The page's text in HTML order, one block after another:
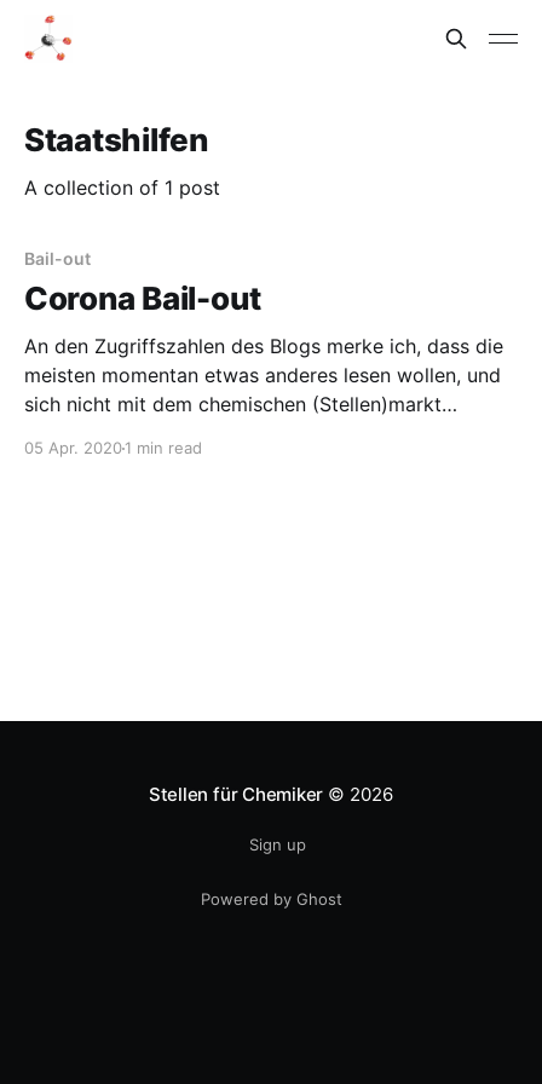
Staatshilfen
A collection of 1 post
Bail-out
Corona Bail-out
An den Zugriffszahlen des Blogs merke ich, dass die
meisten momentan etwas anderes lesen wollen, und
sich nicht mit dem chemischen (Stellen)markt
Krise hat ja durchaus auch Auswirkungen auf diesen.
05 Apr. 20201 min read
Stellen für Chemiker © 2026
Sign up
Powered by Ghost